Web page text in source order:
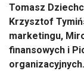
Tomasz
Krzysztof
marketingu,
finansowych i
organizacyjnych.